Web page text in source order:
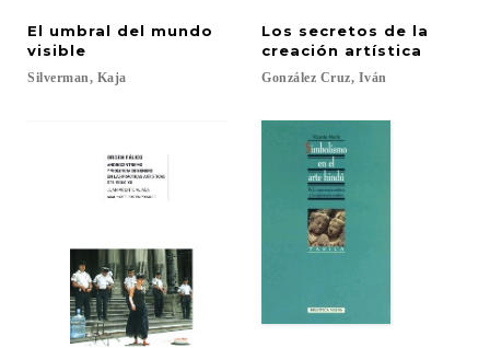
El umbral del mundo
visible
Silverman, Kaja
Los secretos de la
creación artística
González Cruz, Iván